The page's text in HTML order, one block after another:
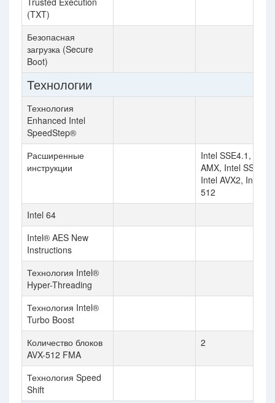
(TXT)
Безопасная
загрузка (Secure
Boot)
Технологии
Технология
Enhanced Intel
SpeedStep®
Расширенные
инструкции
Intel SSE4.1, Intel
AMX, Intel SSE4.2,
Intel AVX2, Intel
512
Intel 64
Intel® AES New
Instructions
Технология Intel®
Hyper-Threading
Технология Intel®
Turbo Boost
Количество блоков
AVX-512 FMA
2
Технология Speed
Shift